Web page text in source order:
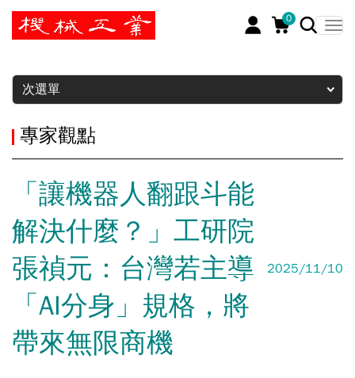
0
暫停
次選單
專家觀點
「讓機器人翻跟斗能
解決什麼？」工研院
張禎元：台灣若主導
「AI分身」規格，將
帶來無限商機
2025/11/10